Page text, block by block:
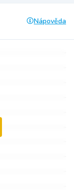
Nápověda